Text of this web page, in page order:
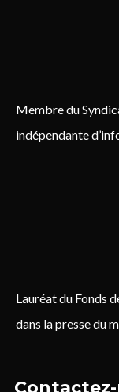
Membre du
indépendante
Lauréat du Fonds
dans la presse du